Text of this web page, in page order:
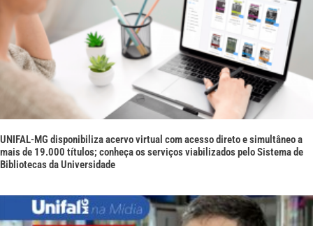
UNIFAL-MG disponibiliza acervo virtual com acesso direto e simultâneo a
mais de 19.000 títulos; conheça os serviços viabilizados pelo Sistema de
Bibliotecas da Universidade